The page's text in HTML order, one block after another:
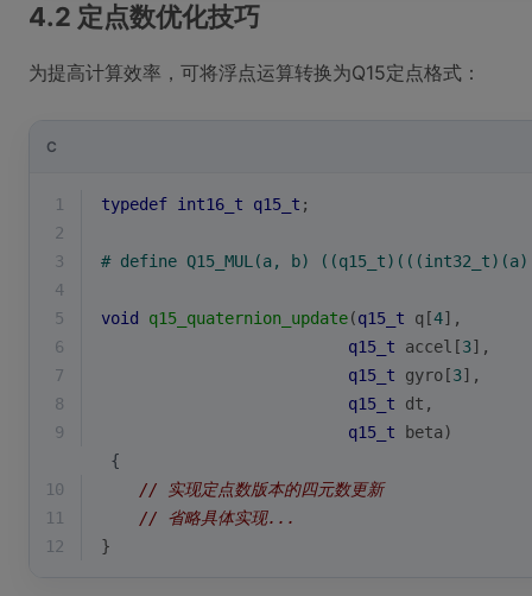
4.2 定点数优化技巧
为提高计算效率，可将浮点运算转换为Q15定点格式：
C
1 typedef int16_t q15_t ;
2
3
# define Q15_MUL(a, b)
4
5
void q15_quaternion_update(q15_t q[4],
6
q15_t accel[3],
7
q15_t gyro[3],
8
q15_t dt,
9
q15_t beta)
{
10
// 实现定点数版本的四元数更新
11
// 省略具体实现...
12
}